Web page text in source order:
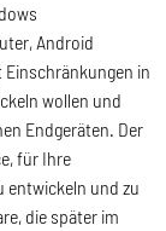
Android
in
wollen und
Endgeräten. Der
für Ihre
entwickeln und zu
die später im